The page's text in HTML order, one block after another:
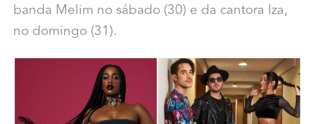
banda Melim no sábado (30) e da cantora Iza,
no domingo (31).